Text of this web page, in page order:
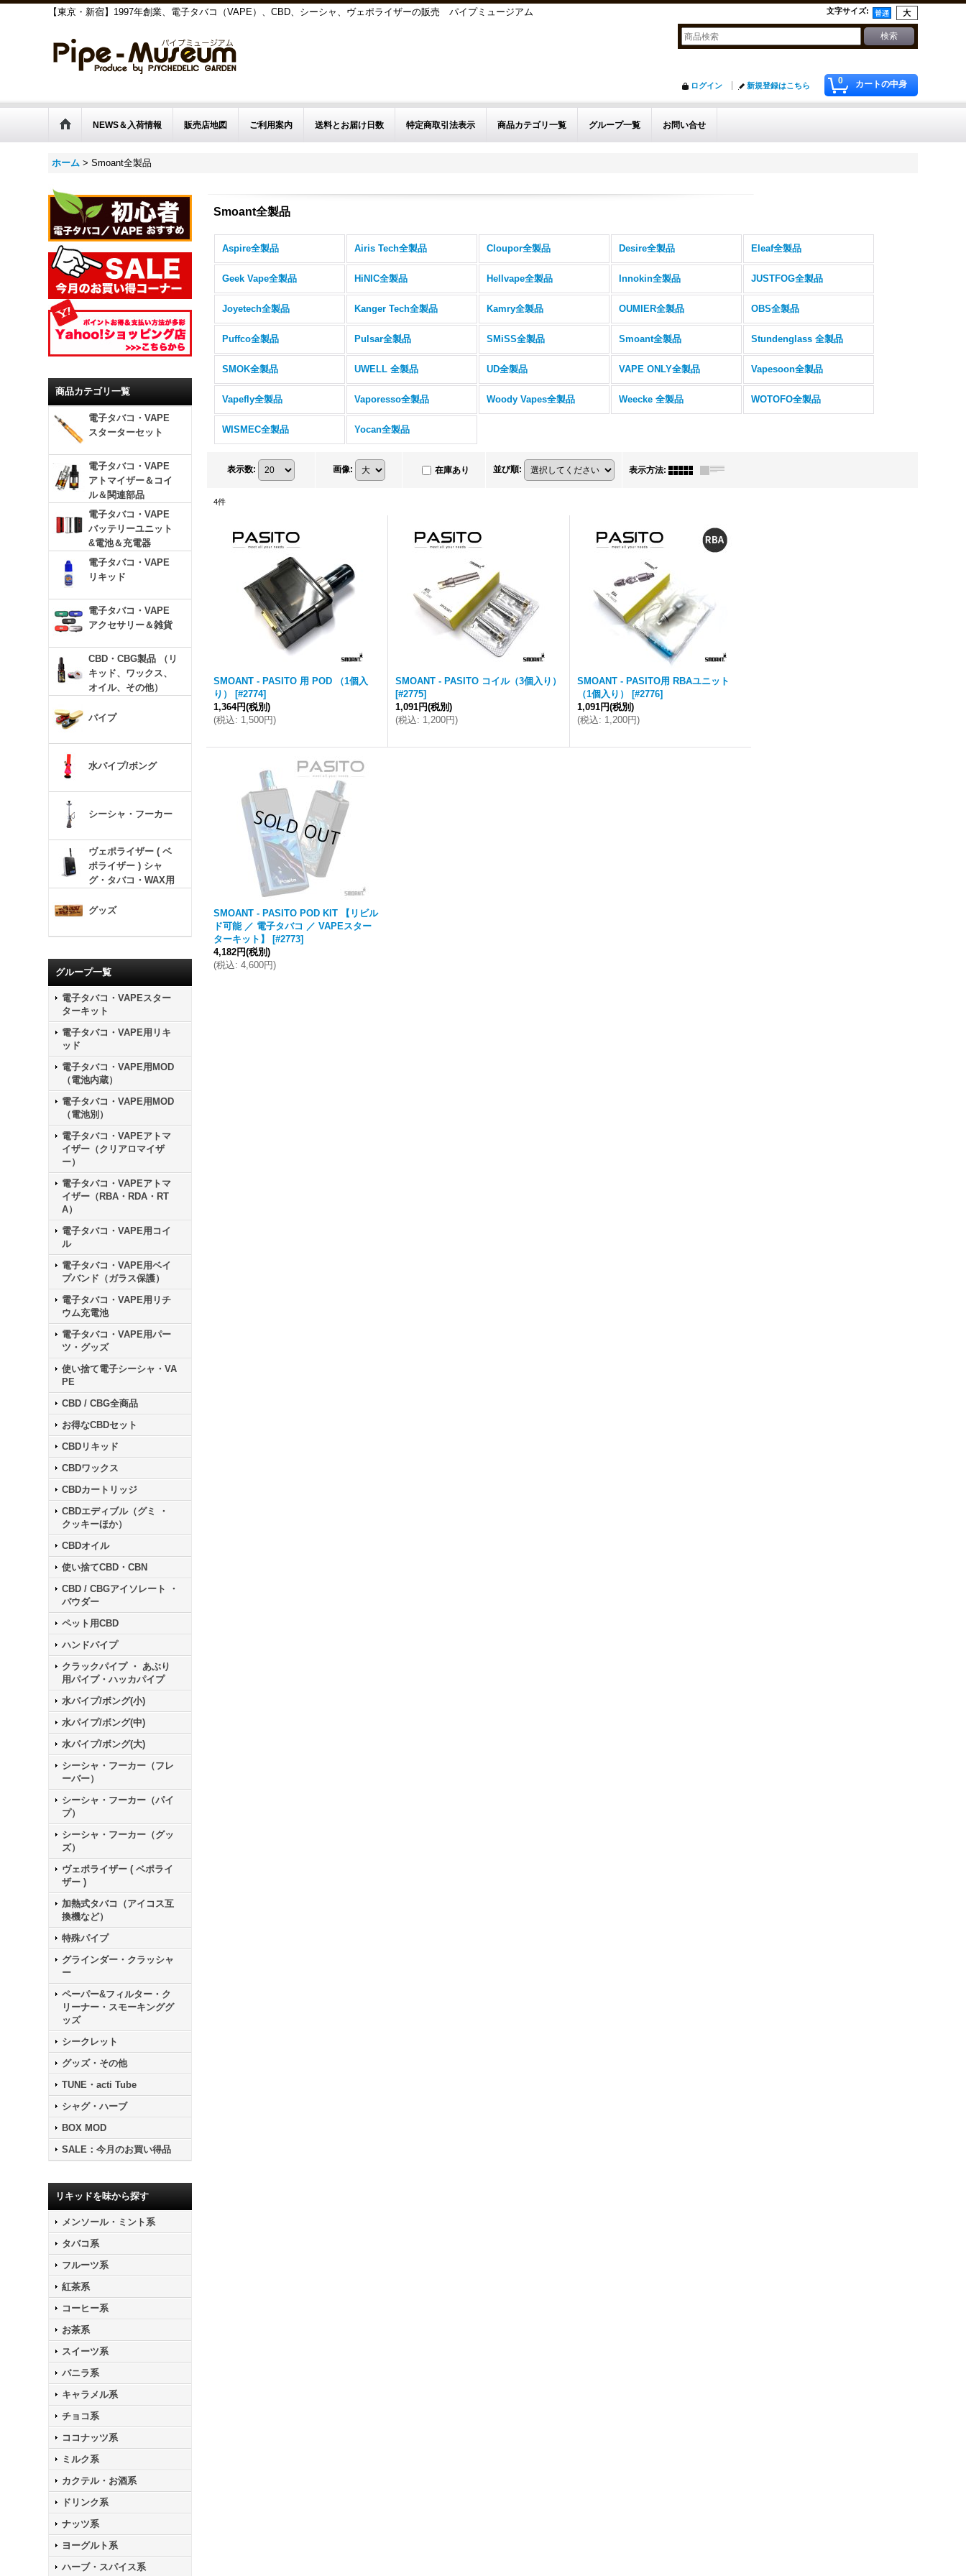
【東京・新宿】1997年創業、電子タバコ（VAPE）、CBD、シーシャ、ヴェポライザーの販売 パイプミュージアム 文字サイズ:
0 カートの中身
ログイン 新規登録はこちら
NEWS＆入荷情報 販売店地図 ご利用案内 送料とお届け日数 特定商取引法表示 商品カテゴリ一覧 グループ一覧 お問い合せ
ホーム > Smoant全製品
商品カテゴリ一覧
電子タバコ・VAPE
スターターセット
電子タバコ・VAPE
アトマイザー＆コイ
ル＆関連部品
電子タバコ・VAPE
バッテリーユニット
&電池＆充電器
電子タバコ・VAPE
リキッド
電子タバコ・VAPE
アクセサリー＆雑貨
CBD・CBG製品 （リ
キッド、ワックス、
オイル、その他）
パイプ
水パイプ/ボング
シーシャ・フーカー
ヴェポライザー ( ベ
ポライザー ) シャ
グ・タバコ・WAX用
グッズ
グループ一覧
電子タバコ・VAPEスター
ターキット
電子タバコ・VAPE用リキ
ッド
電子タバコ・VAPE用MOD
（電池内蔵）
電子タバコ・VAPE用MOD
（電池別）
電子タバコ・VAPEアトマ
イザー（クリアロマイザ
ー）
電子タバコ・VAPEアトマ
イザー（RBA・RDA・RT
A）
電子タバコ・VAPE用コイ
ル
電子タバコ・VAPE用ベイ
プバンド（ガラス保護）
電子タバコ・VAPE用リチ
ウム充電池
電子タバコ・VAPE用パー
ツ・グッズ
使い捨て電子シーシャ・VA
PE
CBD / CBG全商品
お得なCBDセット
CBDリキッド
CBDワックス
CBDカートリッジ
CBDエディブル（グミ ・
クッキーほか）
CBDオイル
使い捨てCBD・CBN
CBD / CBGアイソレート ・
パウダー
ペット用CBD
ハンドパイプ
クラックパイプ ・ あぶり
用パイプ・ハッカパイプ
水パイプ/ボング(小)
水パイプ/ボング(中)
水パイプ/ボング(大)
シーシャ・フーカー（フレ
ーバー）
シーシャ・フーカー（パイ
プ）
シーシャ・フーカー（グッ
ズ）
ヴェポライザー ( ベポライ
ザー )
加熱式タバコ（アイコス互
換機など）
特殊パイプ
グラインダー・クラッシャ
ー
ペーパー&フィルター・ク
リーナー・スモーキンググ
ッズ
シークレット
グッズ・その他
TUNE・acti Tube
シャグ・ハーブ
BOX MOD
SALE：今月のお買い得品
リキッドを味から探す
メンソール・ミント系
タバコ系
フルーツ系
紅茶系
コーヒー系
お茶系
スイーツ系
バニラ系
キャラメル系
チョコ系
ココナッツ系
ミルク系
カクテル・お酒系
ドリンク系
ナッツ系
ヨーグルト系
ハーブ・スパイス系
Smoant全製品
Aspire全製品 Airis Tech全製品 Cloupor全製品 Desire全製品 Eleaf全製品
Geek Vape全製品 HiNIC全製品 Hellvape全製品 Innokin全製品 JUSTFOG全製品
Joyetech全製品 Kanger Tech全製品 Kamry全製品 OUMIER全製品 OBS全製品
Puffco全製品 Pulsar全製品 SMiSS全製品 Smoant全製品 Stundenglass 全製品
SMOK全製品 UWELL 全製品 UD全製品 VAPE ONLY全製品 Vapesoon全製品
Vapefly全製品 Vaporesso全製品 Woody Vapes全製品 Weecke 全製品 WOTOFO全製品
WISMEC全製品 Yocan全製品
表示数: 画像: 在庫あり 並び順: 表示方法:
4件
SMOANT - PASITO 用 POD （1個入
り）
[#2774]
1,364円(税別)
(税込: 1,500円)
SMOANT - PASITO コイル（3個入り）
[#2775]
1,091円(税別)
(税込: 1,200円)
SMOANT - PASITO用 RBAユニット
（1個入り）
[#2776]
1,091円(税別)
(税込: 1,200円)
SMOANT - PASITO POD KIT 【リビル
ド可能 ／ 電子タバコ ／ VAPEスター
ターキット】
[#2773]
4,182円(税別)
(税込: 4,600円)